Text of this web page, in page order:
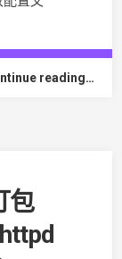
reading…
包